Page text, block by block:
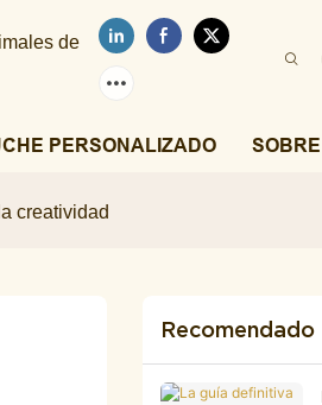
de
PERSONALIZADO
creatividad
Recomendado